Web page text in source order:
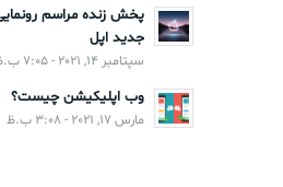
پخش زنده مراسم
جدید اپل
سپتامبر 14, 2021 - 7:05 ب.ظ
وب اپلیکیشن چیست؟
مارس 17, 2021 - 3:08 ب.ظ